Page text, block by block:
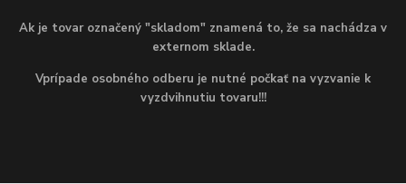
Ak je tovar označený "skladom" znamená to, že sa nachádza v
externom sklade.
Vprípade osobného odberu je nutné počkať na vyzvanie k
vyzdvihnutiu tovaru!!!